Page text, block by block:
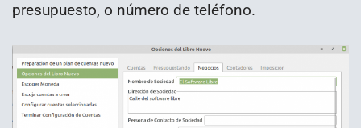
presupuesto, o número de teléfono.